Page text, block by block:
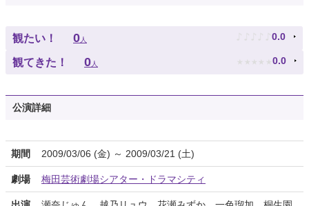
観たい！ 0人 ♪ ♪ ♪ ♪ ♪ 0.0
観てきた！ 0人 ★ ★ ★ ★ ★ 0.0
公演詳細
期間 2009/03/06 (金) ～ 2009/03/21 (土)
劇場 梅田芸術劇場シアター・ドラマシティ